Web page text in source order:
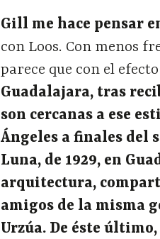
Gill me hace pensar
con Loos. Con menos
parece que con el
Guadalajara, tras
son cercanas a ese
Ángeles a finales del
Luna, de 1929, en
arquitectura,
amigos de la misma
Urzúa. De éste